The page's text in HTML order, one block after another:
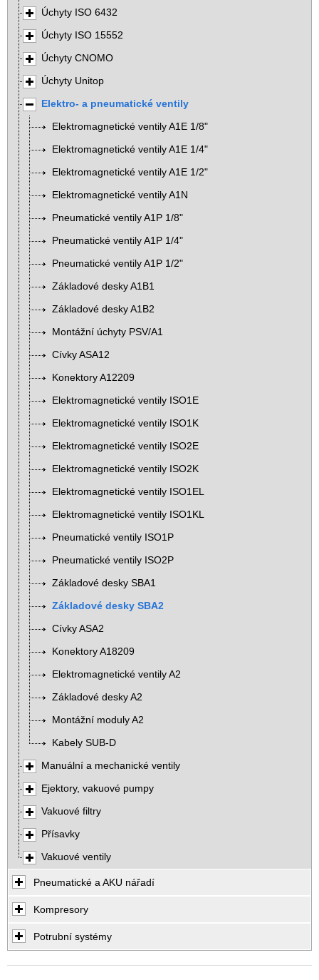
Úchyty ISO 6432
Úchyty ISO 15552
Úchyty CNOMO
Úchyty Unitop
Elektro- a pneumatické ventily
Elektromagnetické ventily A1E 1/8"
Elektromagnetické ventily A1E 1/4"
Elektromagnetické ventily A1E 1/2"
Elektromagnetické ventily A1N
Pneumatické ventily A1P 1/8"
Pneumatické ventily A1P 1/4"
Pneumatické ventily A1P 1/2"
Základové desky A1B1
Základové desky A1B2
Montážní úchyty PSV/A1
Cívky ASA12
Konektory A12209
Elektromagnetické ventily ISO1E
Elektromagnetické ventily ISO1K
Elektromagnetické ventily ISO2E
Elektromagnetické ventily ISO2K
Elektromagnetické ventily ISO1EL
Elektromagnetické ventily ISO1KL
Pneumatické ventily ISO1P
Pneumatické ventily ISO2P
Základové desky SBA1
Základové desky SBA2
Cívky ASA2
Konektory A18209
Elektromagnetické ventily A2
Základové desky A2
Montážní moduly A2
Kabely SUB-D
Manuální a mechanické ventily
Ejektory, vakuové pumpy
Vakuové filtry
Přísavky
Vakuové ventily
Pneumatické a AKU nářadí
Kompresory
Potrubní systémy